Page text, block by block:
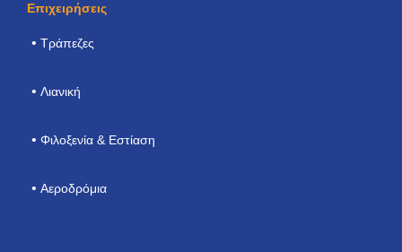
Επιχειρήσεις
Τράπεζες
Λιανική
Φιλοξενία & Εστίαση
Αεροδρόμια